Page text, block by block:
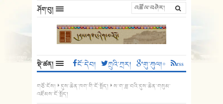
ཤོག་བུ།
སྡེ་ཚན། ངོ་དེབ། ཀྲུའི་ཀྲར། གུ་ཀུལ།+ rss
གཙོ་ངོས། དུས་ཆེན་ཁག་གི་ངོ་སྤྲོད།
ས་ག་ཟླ་བའི་དུས་ཆེན་གསུམ་
འཛོམས་ངོ་སྤྲོད།